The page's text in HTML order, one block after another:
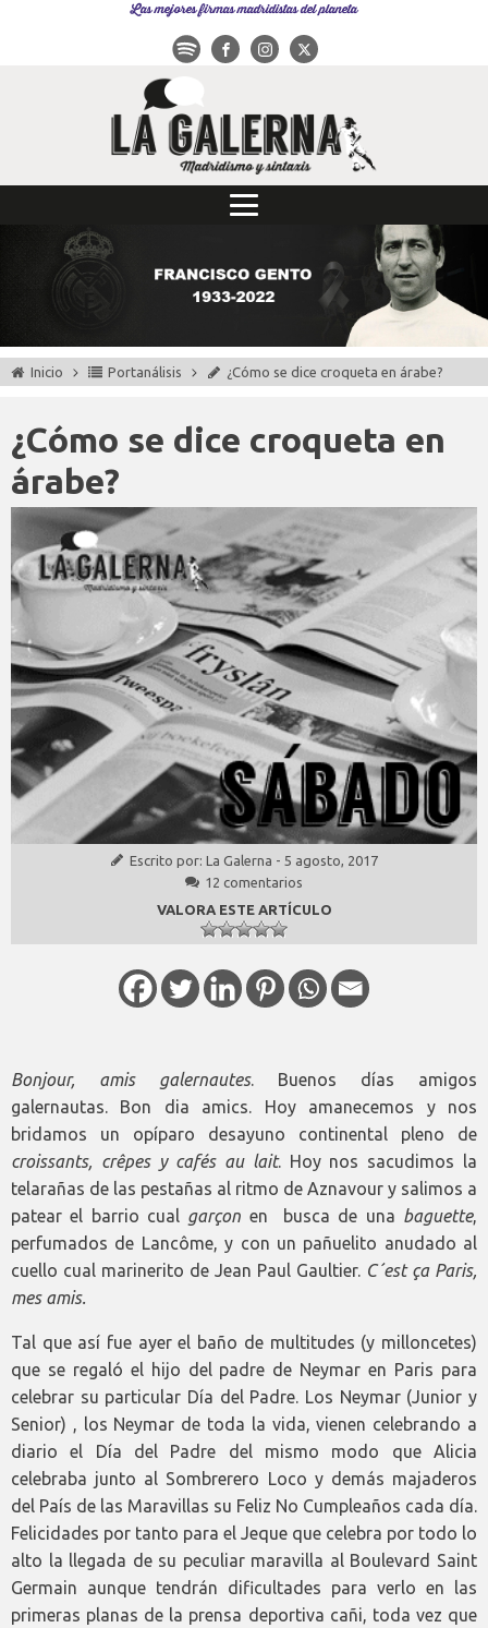
Las mejores firmas madridistas del planeta
Inicio Portanálisis ¿Cómo se dice croqueta en árabe?
¿Cómo se dice croqueta en
árabe?
Escrito por: La Galerna - 5 agosto, 2017
12 comentarios
VALORA ESTE ARTÍCULO
Bonjour, amis galernautes. Buenos días amigos
galernautas. Bon dia amics. Hoy amanecemos y nos
bridamos un opíparo desayuno continental pleno de
croissants, crêpes y cafés au lait. Hoy nos sacudimos la
telarañas de las pestañas al ritmo de Aznavour y salimos a
patear el barrio cual garçon en busca de una baguette,
perfumados de Lancôme, y con un pañuelito anudado al
cuello cual marinerito de Jean Paul Gaultier. C´est ça Paris,
mes amis.
Tal que así fue ayer el baño de multitudes (y milloncetes)
que se regaló el hijo del padre de Neymar en Paris para
celebrar su particular Día del Padre. Los Neymar (Junior y
Senior) , los Neymar de toda la vida, vienen celebrando a
diario el Día del Padre del mismo modo que Alicia
celebraba junto al Sombrerero Loco y demás majaderos
del País de las Maravillas su Feliz No Cumpleaños cada día.
Felicidades por tanto para el Jeque que celebra por todo lo
alto la llegada de su peculiar maravilla al Boulevard Saint
Germain aunque tendrán dificultades para verlo en las
primeras planas de la prensa deportiva cañi, toda vez que